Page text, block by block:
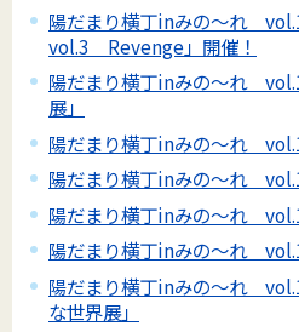
陽だまり横丁inみの～れ
vol.3 Revenge」開催！
陽だまり横丁inみの～れ
展」
陽だまり横丁inみの～れ
陽だまり横丁inみの～れ
陽だまり横丁inみの～れ
陽だまり横丁inみの～れ
陽だまり横丁inみの～れ
な世界展」